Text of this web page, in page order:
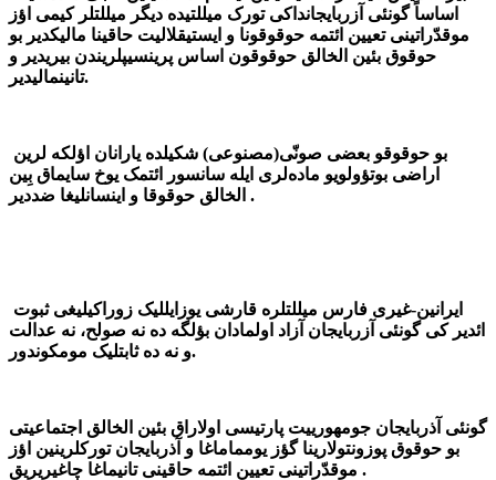
اساساً گونئی آزربایجانداکی تورک میللتیده دیگر میللتلر کیمی اؤز
موقدّراتینی تعیین ائتمه حوقوقونا و ایستیقلالیت حاقینا مالیکدیر بو
حوقوق بئین الخالق حوقوقون اساس پرینسیپلریندن بیریدیر و
تانینمالیدیر.
اراضی بوتؤولویو ماده‌لری ایله سانسور ائتمک یوخ سایماق بِین
الخالق حوقوقا و اینسانلیغا ضددیر .
ائدیر کی گونئی آزربایجان آزاد اولمادان بؤلگه ده نه صولح، نه عدالت
و نه ده ثابتلیک مومکوندور.
گونئی آذربایجان جومهورییت پارتیسی اولاراق بئین الخالق اجتماعیتی
بو حوقوق پوزونتولارینا گؤز یومماماغا و آذربایجان تورکلرینین اؤز
موقدّراتینی تعیین ائتمه حاقینی تانیماغا چاغیریریق .